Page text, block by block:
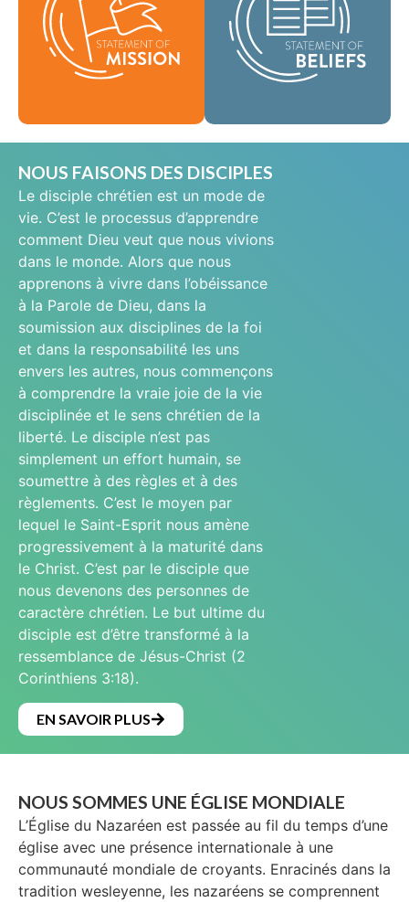
pourquoi nous
existons et notre
raison d'être.
Jésus-Christ aux gens
du monde entier et de
répandre le message
de sainteté
les pays.
NOUS FAISONS DES DISCIPLES
Le disciple chrétien est un mode de
vie. C’est le processus d’apprendre
comment Dieu veut que nous vivions
dans le monde. Alors que nous
apprenons à vivre dans l’obéissance
à la Parole de Dieu, dans la
soumission aux disciplines de la foi
et dans la responsabilité les uns
envers les autres, nous commençons
à comprendre la vraie joie de la vie
disciplinée et le sens chrétien de la
liberté. Le disciple n’est pas
simplement un effort humain, se
soumettre à des règles et à des
règlements. C’est le moyen par
lequel le Saint-Esprit nous amène
progressivement à la maturité dans
le Christ. C’est par le disciple que
nous devenons des personnes de
caractère chrétien. Le but ultime du
disciple est d’être transformé à la
ressemblance de Jésus-Christ (2
Corinthiens 3:18).
EN SAVOIR PLUS
NOUS SOMMES UNE ÉGLISE MONDIALE
L’Église du Nazaréen est passée au fil du temps d’une
église avec une présence internationale à une
communauté mondiale de croyants. Enracinés dans la
tradition wesleyenne, les nazaréens se comprennent